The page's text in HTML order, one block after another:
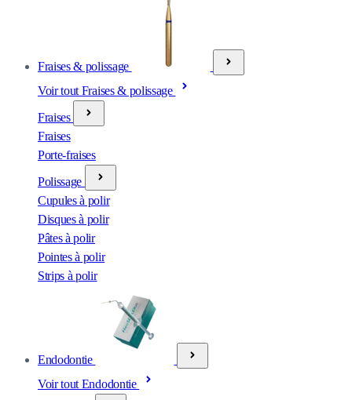
Fraises & polissage
Voir tout Fraises & polissage
Fraises
Fraises
Porte-fraises
Polissage
Cupules à polir
Disques à polir
Pâtes à polir
Pointes à polir
Strips à polir
Endodontie
Voir tout Endodontie